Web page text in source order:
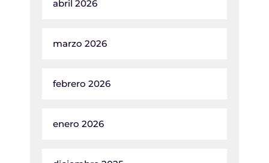
abril 2026
marzo 2026
febrero 2026
enero 2026